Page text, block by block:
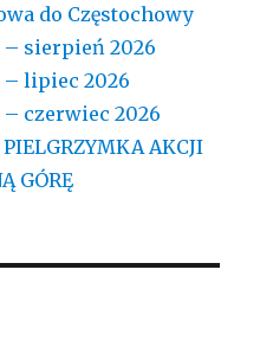
do Częstochowy
sierpień 2026
– lipiec 2026
czerwiec 2026
AKCJI
GÓRĘ